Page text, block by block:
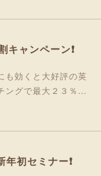
ャンペーン❗
も効くと大好評の英
ングで最大２３％…
初セミナー❗